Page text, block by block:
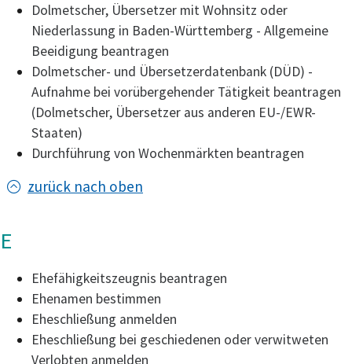
Dolmetscher, Übersetzer mit Wohnsitz oder
Niederlassung in Baden-Württemberg - Allgemeine
Beeidigung beantragen
Dolmetscher- und Übersetzerdatenbank (DÜD) -
Aufnahme bei vorübergehender Tätigkeit beantragen
(Dolmetscher, Übersetzer aus anderen EU-/EWR-
Staaten)
Durchführung von Wochenmärkten beantragen
zurück nach oben
E
Ehefähigkeitszeugnis beantragen
Ehenamen bestimmen
Eheschließung anmelden
Eheschließung bei geschiedenen oder verwitweten
Verlobten anmelden